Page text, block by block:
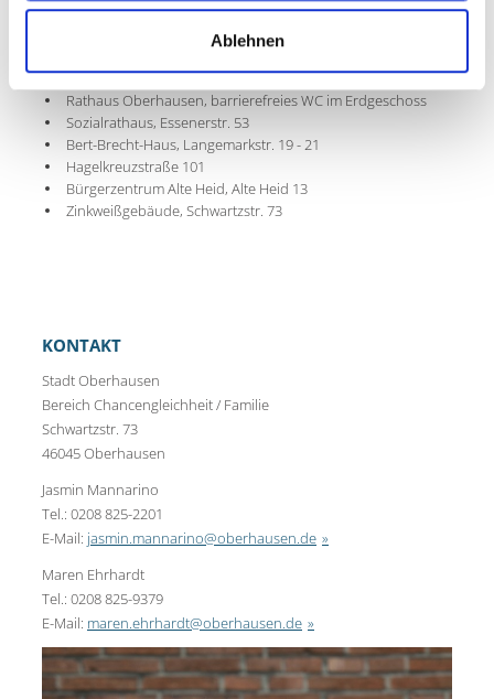
Ablehnen
Infotheken
Rathaus Oberhausen, barrierefreies WC im Erdgeschoss
Sozialrathaus, Essenerstr. 53
Bert-Brecht-Haus, Langemarkstr. 19 - 21
Hagelkreuzstraße 101
Bürgerzentrum Alte Heid, Alte Heid 13
Zinkweißgebäude, Schwartzstr. 73
KONTAKT
Stadt Oberhausen
Bereich Chancengleichheit / Familie
Schwartzstr. 73
46045 Oberhausen
Jasmin Mannarino
Tel.: 0208 825-2201
E-Mail: jasmin.mannarino@oberhausen.de
Maren Ehrhardt
Tel.: 0208 825-9379
E-Mail: maren.ehrhardt@oberhausen.de